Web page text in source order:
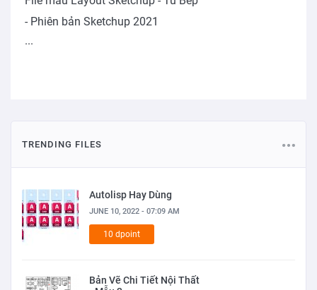
- Phiên bản Sketchup 2021
...
TRENDING FILES
Autolisp Hay Dùng
JUNE 10, 2022 - 07:09 AM
10 dpoint
Bản Vẽ Chi Tiết Nội Thất